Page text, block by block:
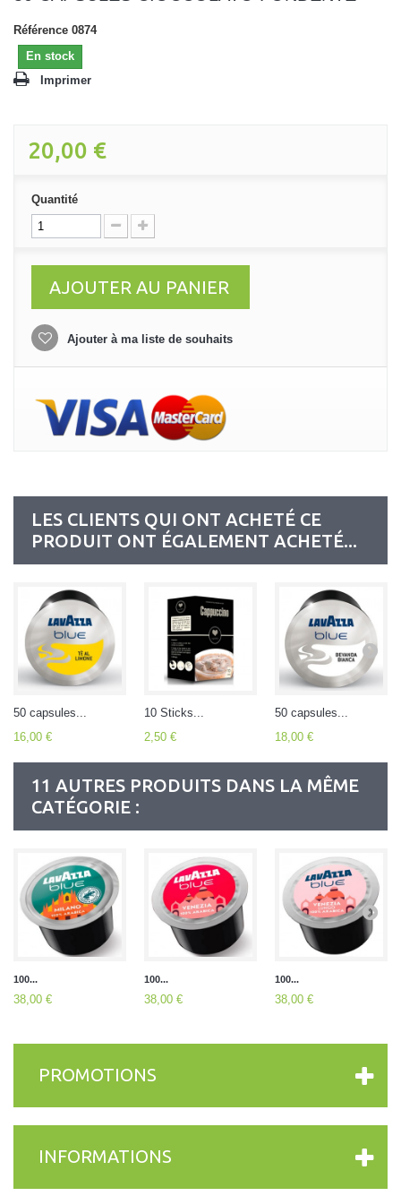
Référence 0874
En stock
Imprimer
20,00 €
Quantité
AJOUTER AU PANIER
Ajouter à ma liste de souhaits
LES CLIENTS QUI ONT ACHETÉ CE
PRODUIT ONT ÉGALEMENT ACHETÉ...
50 capsules...
16,00 €
10 Sticks...
2,50 €
50 capsules...
18,00 €
11 AUTRES PRODUITS DANS LA MÊME
CATÉGORIE :
100...
38,00 €
100...
38,00 €
100...
38,00 €
PROMOTIONS
INFORMATIONS